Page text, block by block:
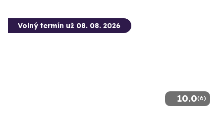
10.0(6)
Volný termín už 08. 08. 2026